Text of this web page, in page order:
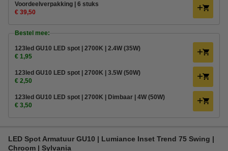
Voordeelverpakking | 6 stuks
€ 39,50
Bestel mee:
123led GU10 LED spot | 2700K | 2.4W (35W)
€ 1,95
123led GU10 LED spot | 2700K | 3.5W (50W)
€ 2,50
123led GU10 LED spot | 2700K | Dimbaar | 4W (50W)
€ 3,50
LED Spot Armatuur GU10 | Lumiance Inset Trend 75 Swing |
Chroom | Sylvania